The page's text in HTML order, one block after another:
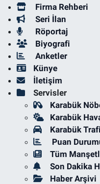
Firma Rehberi
Seri İlan
Röportaj
Biyografi
Anketler
Künye
İletişim
Servisler
Karabük
Karabük
Karabük
Puan
Tüm
Son Dakika
Haber Arşivi